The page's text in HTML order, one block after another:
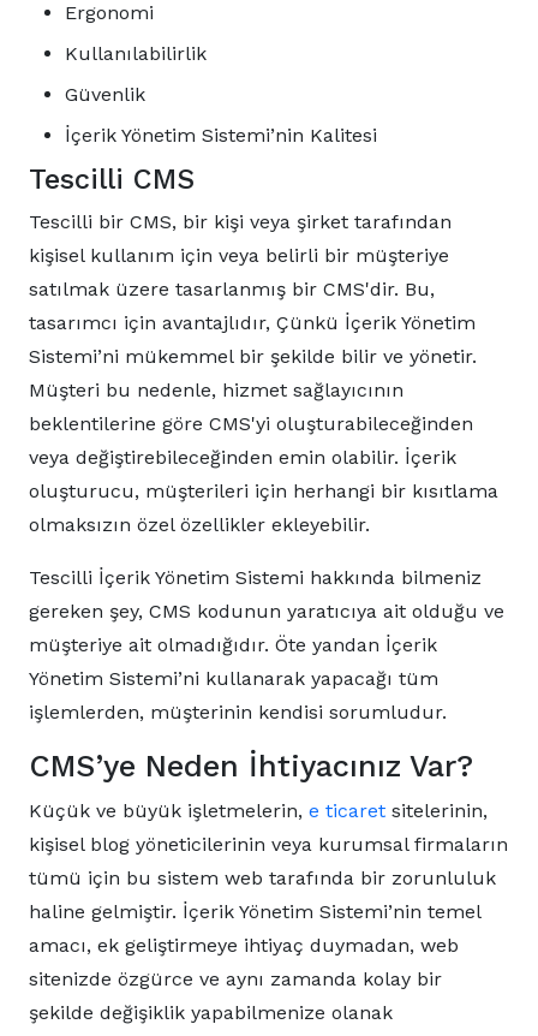
Ergonomi
Kullanılabilirlik
Güvenlik
İçerik Yönetim Sistemi’nin Kalitesi
Tescilli CMS
Tescilli bir CMS, bir kişi veya şirket tarafından
kişisel kullanım için veya belirli bir müşteriye
satılmak üzere tasarlanmış bir CMS'dir. Bu,
tasarımcı için avantajlıdır, Çünkü İçerik Yönetim
Sistemi’ni mükemmel bir şekilde bilir ve yönetir.
Müşteri bu nedenle, hizmet sağlayıcının
beklentilerine göre CMS'yi oluşturabileceğinden
veya değiştirebileceğinden emin olabilir. İçerik
oluşturucu, müşterileri için herhangi bir kısıtlama
olmaksızın özel özellikler ekleyebilir.
Tescilli İçerik Yönetim Sistemi hakkında bilmeniz
gereken şey, CMS kodunun yaratıcıya ait olduğu ve
müşteriye ait olmadığıdır. Öte yandan İçerik
Yönetim Sistemi’ni kullanarak yapacağı tüm
işlemlerden, müşterinin kendisi sorumludur.
CMS’ye Neden İhtiyacınız Var?
Küçük ve büyük işletmelerin, e ticaret sitelerinin,
kişisel blog yöneticilerinin veya kurumsal firmaların
tümü için bu sistem web tarafında bir zorunluluk
haline gelmiştir. İçerik Yönetim Sistemi’nin temel
amacı, ek geliştirmeye ihtiyaç duymadan, web
sitenizde özgürce ve aynı zamanda kolay bir
şekilde değişiklik yapabilmenize olanak